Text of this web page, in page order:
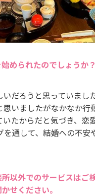
められたのでしょうか
だろうと思っていまし
いましたがなかなか
たからだと気づき、
通して、結婚への不
以外でのサービスはご
せください。